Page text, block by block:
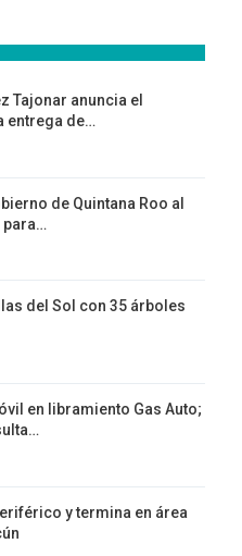
Tajonar anuncia el
entrega de…
de Quintana Roo al
para…
del Sol con 35 árboles
en libramiento Gas Auto;
y termina en área